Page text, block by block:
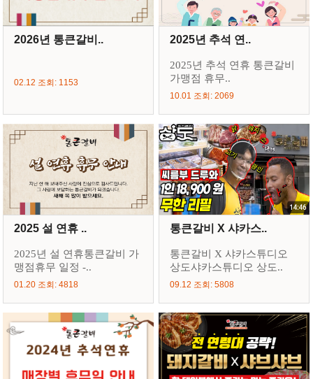
2026년 통큰갈비..
02.12 조회: 1153
2025년 추석 연..
2025년 추석 연휴 통큰갈비
가맹점 휴무..
10.01 조회: 2069
2025 설 연휴 ..
2025년 설 연휴통큰갈비 가
맹점휴무 일정 -..
01.20 조회: 4818
통큰갈비 X 샤카스..
통큰갈비 X 샤카스튜디오
상도샤카스튜디오 상도..
09.12 조회: 5808